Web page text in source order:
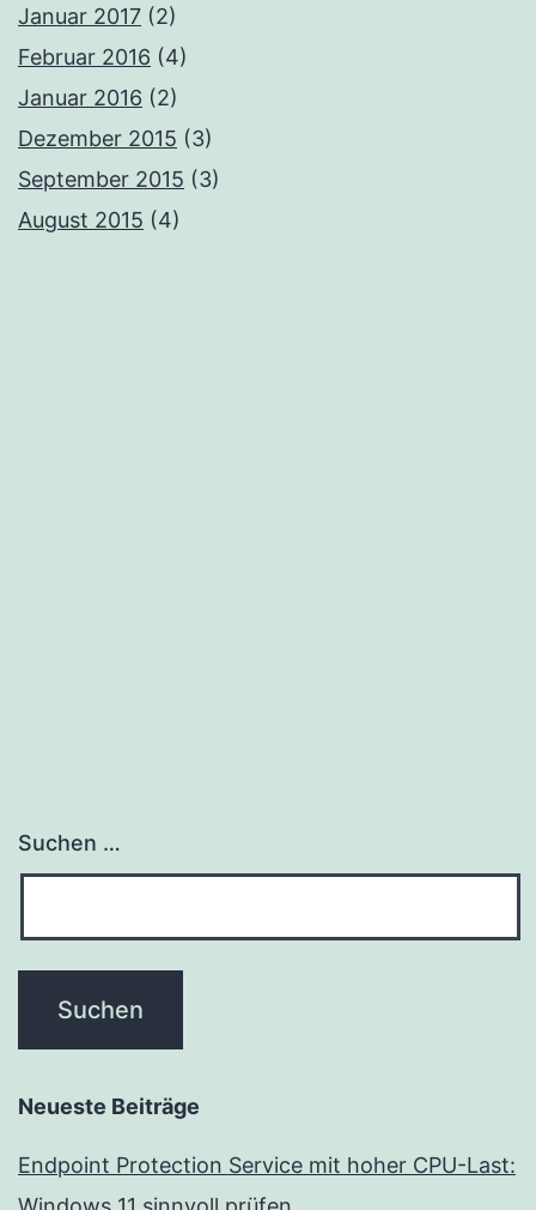
Januar 2017 (2)
Februar 2016 (4)
Januar 2016 (2)
Dezember 2015 (3)
September 2015 (3)
August 2015 (4)
Suchen …
Neueste Beiträge
Endpoint Protection Service mit hoher CPU-Last: